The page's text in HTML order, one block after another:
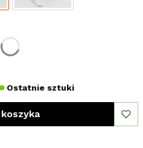
Ostatnie sztuki